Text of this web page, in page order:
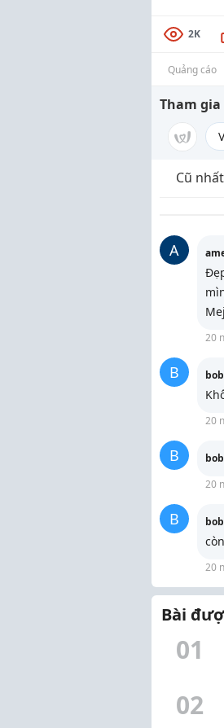
2K
Quảng cáo
Tham
Cũ nhất
A
20
B
20
B
20
B
20
Bài
01
02